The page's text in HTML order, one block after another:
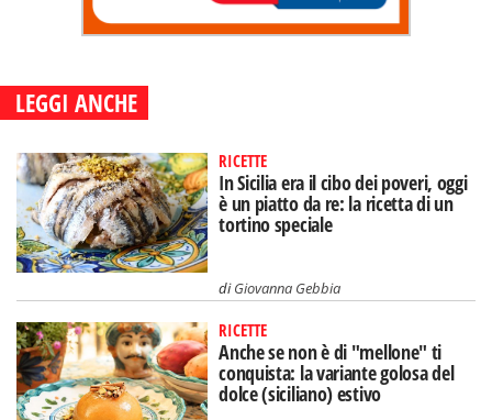
LEGGI ANCHE
RICETTE
In Sicilia era il cibo dei poveri, oggi
è un piatto da re: la ricetta di un
tortino speciale
diGiovanna Gebbia
RICETTE
Anche se non è di "mellone" ti
conquista: la variante golosa del
dolce (siciliano) estivo